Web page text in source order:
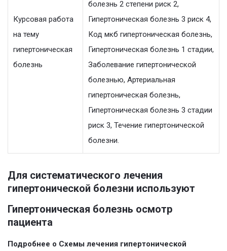
Курсовая работа
на тему
гипертоническая
болезнь
болезнь 2 степени риск 2,
Гипертоническая болезнь 3 риск 4,
Код мкб гипертоническая болезнь,
Гипертоническая болезнь 1 стадии,
Заболевание гипертонической
болезнью, Артериальная
гипертоническая болезнь,
Гипертоническая болезнь 3 стадии
риск 3, Течение гипертонической
болезни.
Для систематического лечения
гипертонической болезни используют
Гипертоническая болезнь осмотр
пациента
Подробнее о Схемы лечения гипертонической